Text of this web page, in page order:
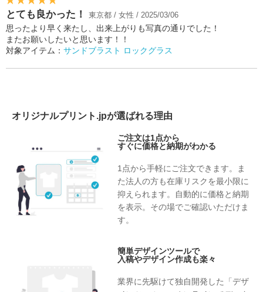
とても良かった！ 東京都 / 女性 / 2025/03/06
思ったより早く来たし、出来上がりも写真の通りでした！
またお願いしたいと思います！！
対象アイテム： サンドブラスト ロックグラス
オリジナルプリント.jpが選ばれる理由
ご注文は1点から
すぐに価格と納期がわかる
1点から手軽にご注文できます。ま
た法人の方も在庫リスクを最小限に
抑えられます。自動的に価格と納期
を表示。その場でご確認いただけま
す。
簡単デザインツールで
入稿やデザイン作成も楽々
業界に先駆けて独自開発した「デザ